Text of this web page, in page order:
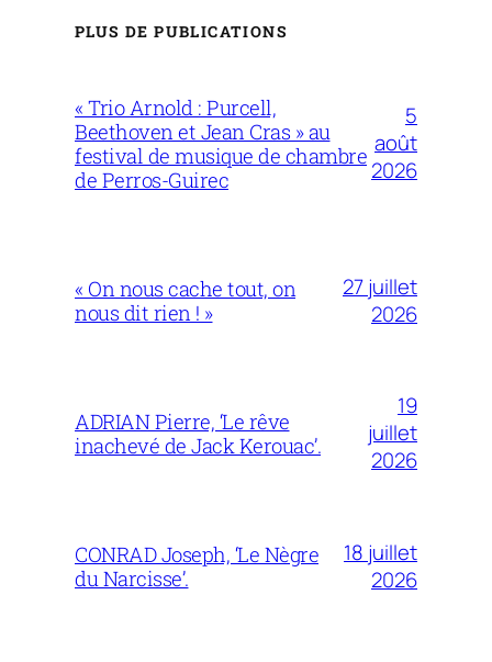
PLUS DE PUBLICATIONS
« Trio Arnold : Purcell,
Beethoven et Jean Cras » au
festival de musique de chambre
de Perros-Guirec
5
août
2026
« On nous cache tout, on
nous dit rien ! »
27 juillet
2026
ADRIAN Pierre, ‘Le rêve
inachevé de Jack Kerouac’.
19
juillet
2026
CONRAD Joseph, ‘Le Nègre
du Narcisse’.
18 juillet
2026